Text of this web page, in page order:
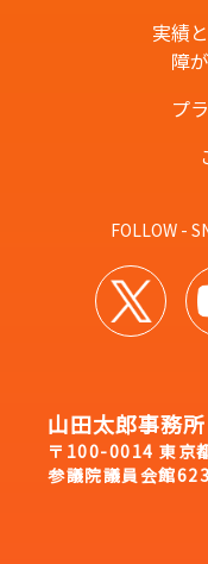
実績
障
プ
FOLLOW -
山田太郎事務所
〒100-0014 東京
参議院議員会館